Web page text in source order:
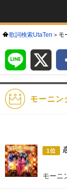
歌詞検索UtaTen モ
LINE
モーニン
1位
モーニ